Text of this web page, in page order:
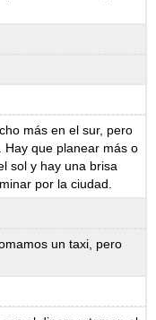
más en el sur, pero
que planear más o
sol y hay una brisa
por la ciudad.
un taxi, pero